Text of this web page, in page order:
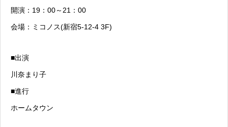
開演：19：00～21：00
会場：ミコノス(新宿5-12-4 3F)
■出演
川奈まり子
■進行
ホームタウン